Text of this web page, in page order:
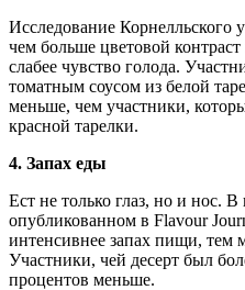
Исследование Корнелльского
чем больше цветовой
слабее чувство голода.
томатным соусом из белой
меньше, чем участники,
красной тарелки.
4. Запах еды
Ест не только глаз, но и нос.
опубликованном в Flavour
интенсивнее запах пищи, тем
Участники, чей десерт был
процентов меньше.